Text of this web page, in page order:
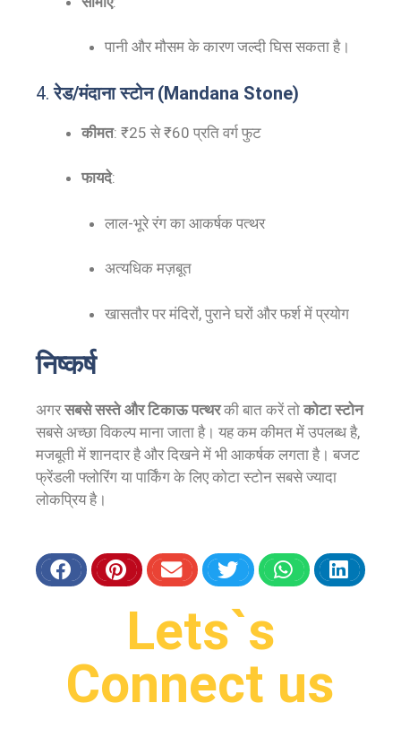
पानी और मौसम के कारण जल्दी घिस सकता है।
4.रेड/मंदाना स्टोन (Mandana Stone)
कीमत: ₹25 से ₹60 प्रति वर्ग फुट
फायदे:
लाल-भूरे रंग का आकर्षक पत्थर
अत्यधिक मज़बूत
खासतौर पर मंदिरों, पुराने घरों और फर्श में प्रयोग
निष्कर्ष
अगरसबसे सस्ते और टिकाऊ पत्थरकी बात करें तो कोटा स्टोन
सबसे अच्छा विकल्प माना जाता है। यह कम कीमत में उपलब्ध है,
मजबूती में शानदार है और दिखने में भी आकर्षक लगता है। बजट
फ्रेंडली फ्लोरिंग या पार्किंग के लिए कोटा स्टोन सबसे ज्यादा
लोकप्रिय है।
Lets`s
Connect us